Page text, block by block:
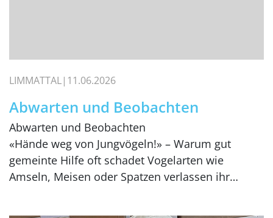
LIMMATTAL 11.06.2026
Abwarten und Beobachten
Abwarten und Beobachten
«Hände weg von Jungvögeln!» – Warum gut
gemeinte Hilfe oft schadet Vogelarten wie
Amseln, Meisen oder Spatzen verlassen ihr…